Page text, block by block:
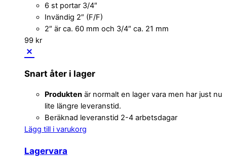
6 st portar 3/4″
Invändig 2″ (F/F)
2″ är ca. 60 mm och 3/4″ ca. 21 mm
99 kr
Snart åter i lager
Produkten är normalt en lager vara men har just nu
lite längre leveranstid.
Beräknad leveranstid 2-4 arbetsdagar
Lägg till i varukorg
Lagervara